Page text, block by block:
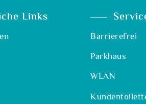
Links
Barrierefrei
Parkhaus
WLAN